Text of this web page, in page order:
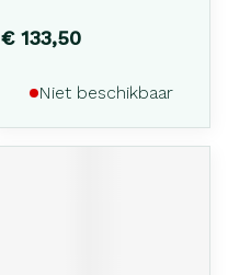
€ 133,50
Niet beschikbaar